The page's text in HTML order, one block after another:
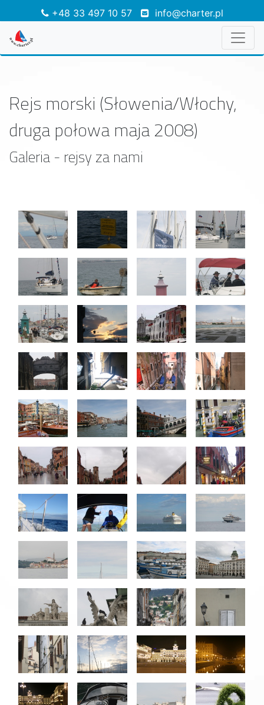
+48 33 497 10 57 info@charter.pl
Rejs morski (Słowenia/Włochy,
druga połowa maja 2008)
Galeria - rejsy za nami